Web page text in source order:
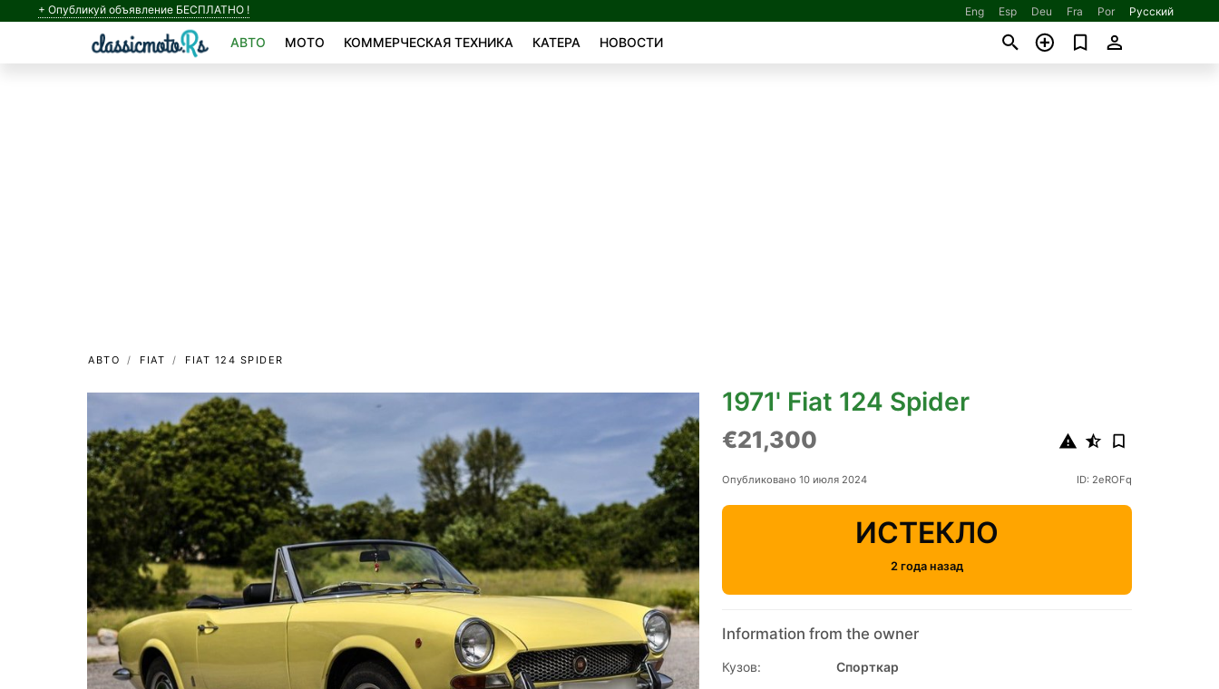
+ Опубликуй объявление БЕСПЛАТНО ! Eng Esp Deu Fra Por Русский
АВТО МОТО КОММЕРЧЕСКАЯ ТЕХНИКА КАТЕРА НОВОСТИ
АВТО FIAT FIAT 124 SPIDER
1971' Fiat 124 Spider
€21,300
Опубликовано 10 июля 2024 ID: 2eROFq
ИСТЕКЛО
2 года назад
Information from the owner
Кузов:
Спорткар